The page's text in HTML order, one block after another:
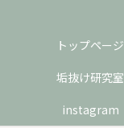
トップページ
垢抜け研究室
instagram